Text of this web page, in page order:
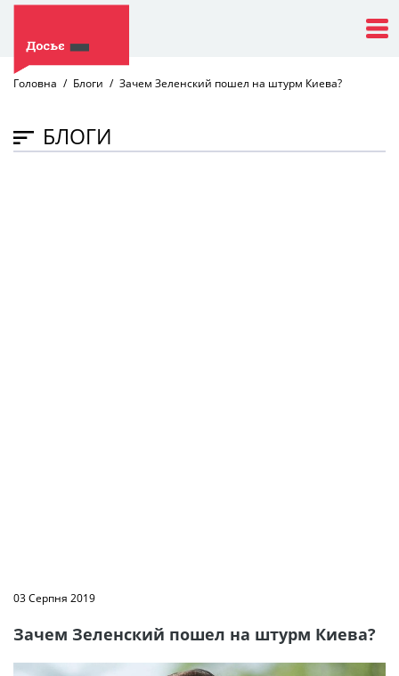
Головна Блоги Зачем Зеленский пошел на штурм Киева?
БЛОГИ
03 Серпня 2019
Зачем Зеленский пошел на штурм Киева?